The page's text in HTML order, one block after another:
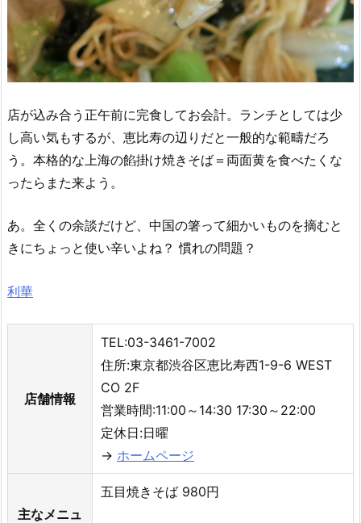
店が込み合う正午前に完食してお会計。ランチとしては少
し高い気もするが、恵比寿の辺りだと一般的な範疇だろ
う。本格的な上海の餡掛け焼きそば＝両面黄を食べたくな
ったらまた来よう。
あ。全くの余談だけど、中国の箸って細かいものを摘むと
きにちょっと使い辛いよね？ 慣れの問題？
利華
店舗情報
TEL:03-3461-7002
住所:東京都渋谷区恵比寿西1-9-6 WEST
CO 2F
営業時間:11:00～14:30 17:30～22:00
定休日:日曜
→ ホームページ
主なメニュ
五目焼きそば 980円